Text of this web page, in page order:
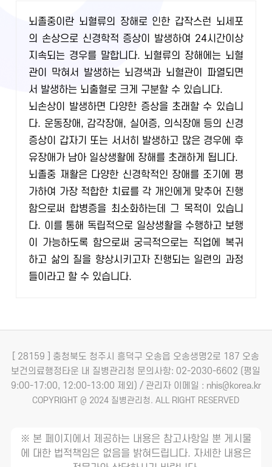
뇌졸중이란 뇌혈류의 장해로 인한 갑작스런 뇌세포
의 손상으로 신경학적 증상이 발생하여 24시간이상
지속되는 경우를 말합니다. 뇌혈류의 장해에는 뇌혈
관이 막혀서 발생하는 뇌경색과 뇌혈관이 파열되면
서 발생하는 뇌출혈로 크게 구분할 수 있습니다.
뇌손상이 발생하면 다양한 증상을 초래할 수 있습니
다. 운동장애, 감각장애, 실어증, 의식장애 등의 신경
증상이 갑자기 또는 서서히 발생하고 많은 경우에 후
유장애가 남아 일상생활에 장해를 초래하게 됩니다.
뇌졸중 재활은 다양한 신경학적인 장애를 조기에 평
가하여 가장 적합한 치료를 각 개인에게 맞추어 진행
함으로써 합병증을 최소화하는데 그 목적이 있습니
다. 이를 통해 독립적으로 일상생활을 수행하고 보행
이 가능하도록 함으로써 궁극적으로는 직업에 복귀
하고 삶의 질을 향상시키고자 진행되는 일련의 과정
들이라고 할 수 있습니다.
[ 28159 ] 충청북도 청주시 흥덕구 오송읍 오송생명2로 187 오송
보건의료행정타운 내 질병관리청 문의사항: 02-2030-6602 (평일
9:00-17:00, 12:00-13:00 제외) / 관리자 이메일 : nhis@korea.kr
COPYRIGHT @ 2024 질병관리청. ALL RIGHT RESERVED
※ 본 페이지에서 제공하는 내용은 참고사항일 뿐 게시물
에 대한 법적책임은 없음을 밝혀드립니다. 자세한 내용은